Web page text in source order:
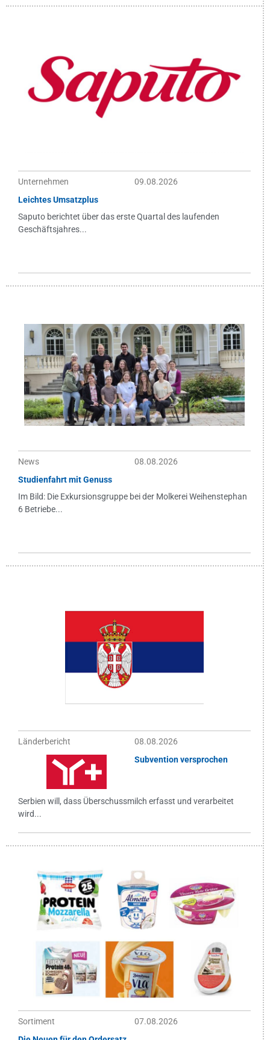
Unternehmen
09.08.2026
Leichtes Umsatzplus
Saputo berichtet über das erste Quartal des laufenden
Geschäftsjahres...
News
08.08.2026
Studienfahrt mit Genuss
Im Bild: Die Exkursionsgruppe bei der Molkerei Weihenstephan
6 Betriebe...
Länderbericht
08.08.2026
Subvention versprochen
Serbien will, dass Überschussmilch erfasst und verarbeitet
wird...
Sortiment
07.08.2026